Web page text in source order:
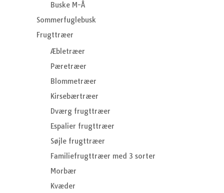
Buske M-Å
Sommerfuglebusk
Frugttræer
Æbletræer
Pæretræer
Blommetræer
Kirsebærtræer
Dværg frugttræer
Espalier frugttræer
Søjle frugttræer
Familiefrugttræer med 3 sorter
Morbær
Kvæder